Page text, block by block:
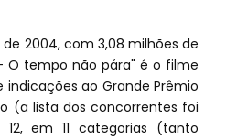
2004, com 3,08 milhões de
O tempo não pára" é o filme
ao Grande Prêmio
(a lista dos concorrentes foi
em 11 categorias (tanto